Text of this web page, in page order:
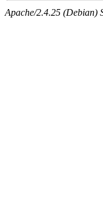
Apache/2.4.25 (Debian)